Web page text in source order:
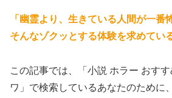
「幽霊より、生きている人間が一番
そんなゾクッとする体験を求めてい
この記事では、「小説 ホラー おす
ワ」で検索しているあなたのために